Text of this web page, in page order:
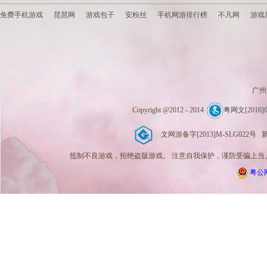
免费手机游戏 琵琶网 游戏包子 安粉丝 手机网游排行榜 不凡网 游戏
广
Copyright @2012 - 2014 粤网文
文网游备字[2013]M-SLG022号
抵制不良游戏，拒绝盗版游戏。 注意自我保护，谨防受骗上
粤公